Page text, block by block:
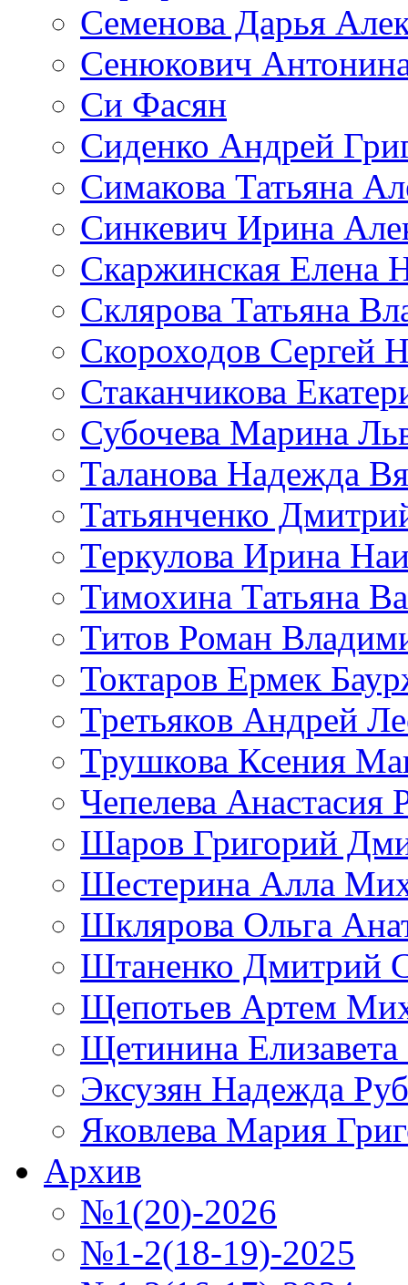
Семенова Дарья
Сенюкович
Си Фасян
Сиденко Андрей
Симакова Татьяна
Синкевич Ирина
Скаржинская Елена
Склярова Татьяна
Скороходов Сергей
Стаканчикова
Субочева Марина
Таланова Надежда
Татьянченко
Теркулова Ирина
Тимохина Татьяна
Титов Роман
Токтаров Ермек
Третьяков Андрей
Трушкова Ксения
Чепелева Анастасия
Шаров Григорий
Шестерина Алла
Шклярова Ольга
Штаненко Дмитрий
Щепотьев Артем
Щетинина Елизавета
Эксузян Надежда
Яковлева Мария
Архив
№1(20)-2026
№1-2(18-19)-2025